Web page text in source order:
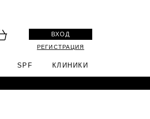
ВХОД
РЕГИСТРАЦИЯ
SPF КЛИНИКИ